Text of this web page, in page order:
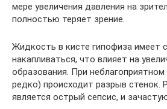
мере увеличения давления на
полностью теряет зрение.
Жидкость в кисте гипофиза имеет
накапливаться, что влияет на
образования. При неблагоприятном
редко) происходит разрыв стенок.
является острый сепсис, и